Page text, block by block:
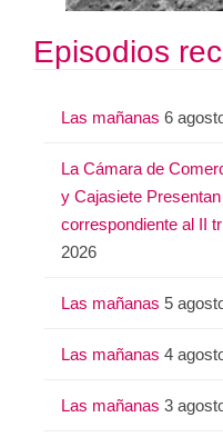
Episodios
Las mañanas 6
La Cámara de
y Cajasiete
correspondiente al II
2026
Las mañanas 5
Las mañanas 4
Las mañanas 3